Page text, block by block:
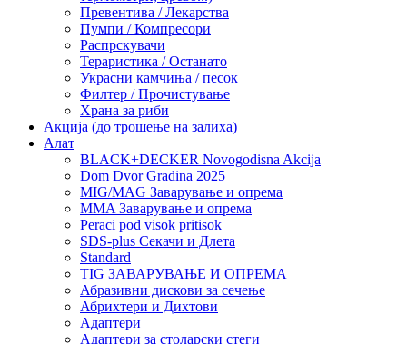
Превентива / Лекарства
Пумпи / Компресори
Распрскувачи
Тераристика / Останато
Украсни камчиња / песок
Филтер / Прочистување
Храна за риби
Акција (до трошење на залиха)
Алат
BLACK+DECKER Novogodisna Akcija
Dom Dvor Gradina 2025
MIG/MAG Заварување и опрема
MMA Заварување и опрема
Peraci pod visok pritisok
SDS-plus Секачи и Длета
Standard
TIG ЗАВАРУВАЊЕ И ОПРЕМА
Абразивни дискови за сечење
Абрихтери и Дихтови
Адаптери
Адаптери за столарски стеги